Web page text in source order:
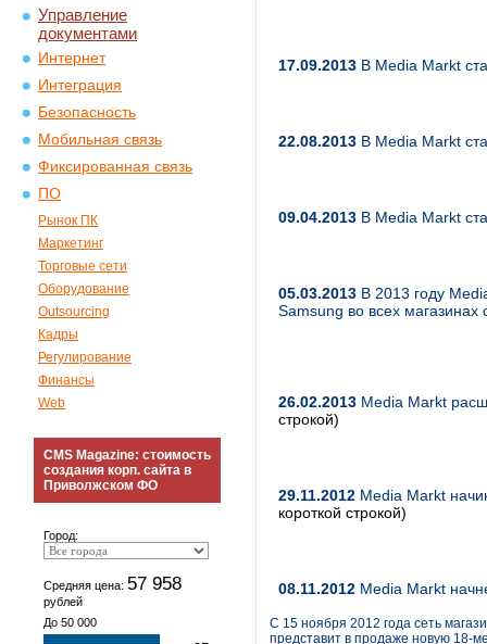
Управление
документами
Интернет
Интеграция
Безопасность
Мобильная связь
Фиксированная связь
ПО
Рынок ПК
Маркетинг
Торговые сети
Оборудование
Outsourcing
Кадры
Регулирование
Финансы
Web
CMS Magazine: стоимость
создания корп. сайта в
Приволжском ФО
Город:
Средняя цена: 57 958
рублей
До 50 000
17.09.2013 В Media Markt
22.08.2013 В Media Markt
09.04.2013 В Media Markt
05.03.2013 В 2013 году
Samsung во всех магазинах
26.02.2013 Media Markt
строкой)
29.11.2012 Media Markt
короткой строкой)
08.11.2012 Media Markt
С 15 ноября 2012 года сеть
представит в продаже новую 18-